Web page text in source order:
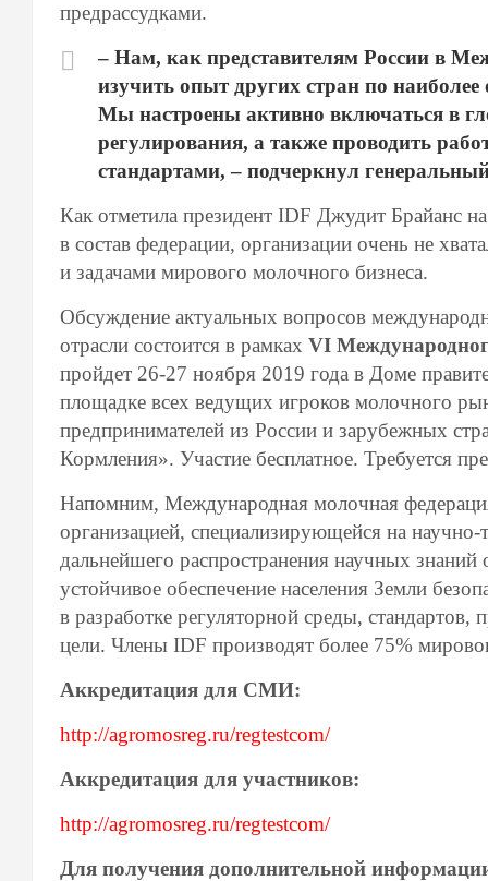
предрассудками.
– Нам, как представителям России в
изучить опыт других стран по
Мы настроены активно включаться в
регулирования, а также проводить
стандартами, – подчеркнул
Как отметила президент IDF Джудит Брайанс
в состав федерации, организации очень не
и задачами мирового молочного бизнеса.
Обсуждение актуальных вопросов
отрасли состоится в рамках VI
пройдет 26-27 ноября 2019 года в Доме
площадке всех ведущих игроков молочного
предпринимателей из России и зарубежных
Кормления». Участие бесплатное. Требуется
Напомним, Международная молочная
организацией, специализирующейся на научно-
дальнейшего распространения научных
устойчивое обеспечение населения Земли
в разработке регуляторной среды,
цели. Члены IDF производят более 75%
Аккредитация для СМИ:
http://agromosreg.ru/regtestcom/
Аккредитация для участников:
http://agromosreg.ru/regtestcom/
Для получения дополнительной